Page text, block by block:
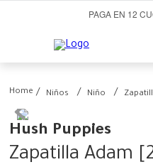
PAGA EN 12
Niños Niño
Hush Puppies
Zapatilla Adam